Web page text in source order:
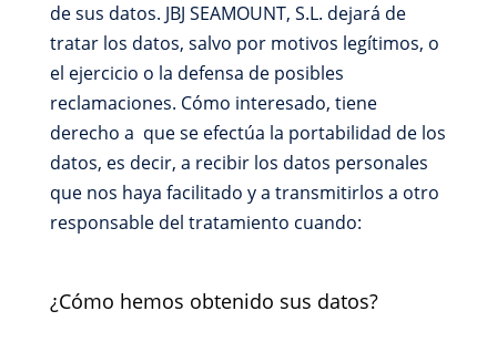
de sus datos. JBJ SEAMOUNT, S.L. dejará de
tratar los datos, salvo por motivos legítimos, o
el ejercicio o la defensa de posibles
reclamaciones. Cómo interesado, tiene
derecho a que se efectúa la portabilidad de los
datos, es decir, a recibir los datos personales
que nos haya facilitado y a transmitirlos a otro
responsable del tratamiento cuando:
¿Cómo hemos obtenido sus datos?